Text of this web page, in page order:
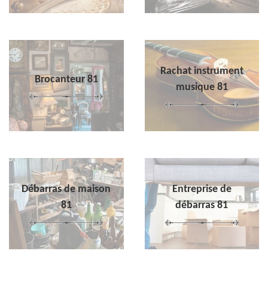
Brocanteur 81
Rachat instrument
musique 81
Débarras de maison
81
Entreprise de
débarras 81